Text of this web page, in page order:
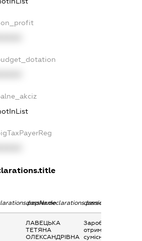
dossier.declarations.personName
ЛАВЕЦЬКА
ТЕТЯНА
ОЛЕКСАНДРІВНА
Заробітна плата
отримана за
сумісництвом